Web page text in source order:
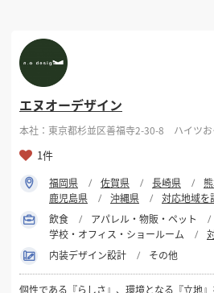
エヌオーデザイン
本社：東京都杉並区善福寺2-30-8 ハイツお
1件
福岡県 佐賀県 長崎県
鹿児島県
沖縄県
対応地域を
飲食
アパレル・物販・ペット
学校・オフィス・ショールーム
内装デザイン設計
その他
個性である『らしさ』、環境となる『立地